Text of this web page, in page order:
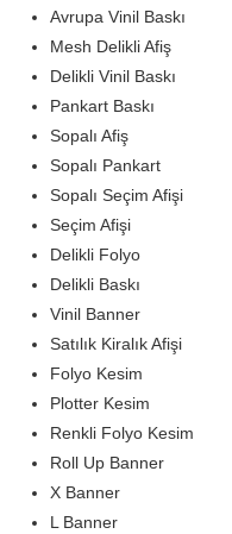
Avrupa Vinil Baskı
Mesh Delikli Afiş
Delikli Vinil Baskı
Pankart Baskı
Sopalı Afiş
Sopalı Pankart
Sopalı Seçim Afişi
Seçim Afişi
Delikli Folyo
Delikli Baskı
Vinil Banner
Satılık Kiralık Afişi
Folyo Kesim
Plotter Kesim
Renkli Folyo Kesim
Roll Up Banner
X Banner
L Banner